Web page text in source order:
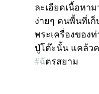
ละเอียดเนื้อหา
ง่ายๆ คนพื้นที่เ
พระเครื่องของ
ปู่โต๊ะนั้น แคล้ว
#ฉัตรสยาม